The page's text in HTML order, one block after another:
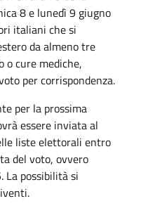
8 e lunedì 9 giugno
italiani che si
da almeno tre
o cure mediche,
per corrispondenza.
per la prossima
essere inviata al
liste elettorali entro
del voto, ovvero
La possibilità si